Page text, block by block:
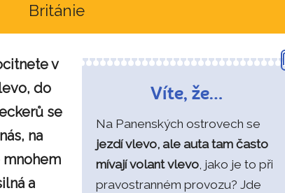
Británie
Víte, že…
Na Panenských ostrovech se
jezdí vlevo, ale auta tam často
mívají volant vlevo, jako je to při
pravostranném provozu? Jde
v
do
se
na
a